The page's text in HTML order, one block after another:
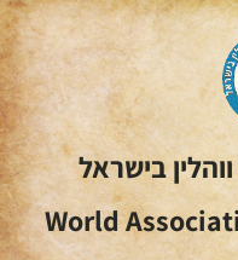
בישראל
World